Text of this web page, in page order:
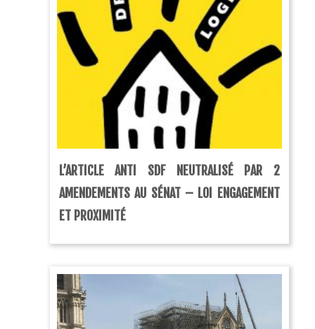
L’ARTICLE ANTI SDF NEUTRALISÉ PAR 2
AMENDEMENTS AU SÉNAT – LOI ENGAGEMENT
ET PROXIMITÉ